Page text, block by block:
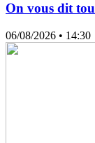
On vous dit
06/08/2026 • 14:30